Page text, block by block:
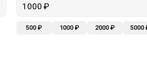
500 ₽ 1000 ₽ 2000 ₽ 5000